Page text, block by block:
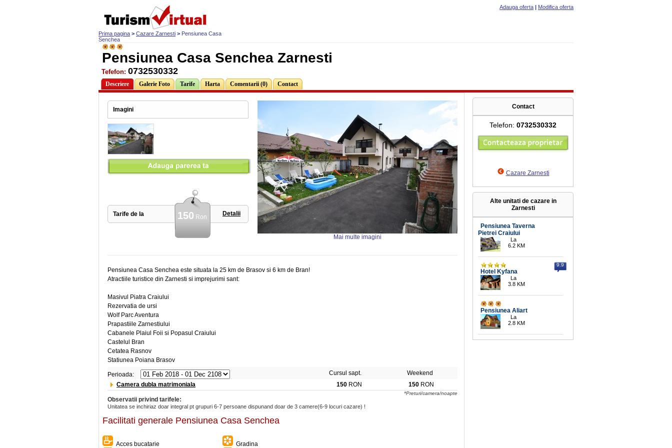
Prima pagina > Cazare Zarnesti > Pensiunea Casa
Senchea
Adauga oferta | Modifica oferta
Pensiunea Casa Senchea Zarnesti
Tefefon: 0732530332
Descriere Galerie Foto Tarife Harta Comentarii (0) Contact
Imagini
Tarife de la 150 Ron Detalii
Mai multe imagini
Pensiunea Casa Senchea este situata la 25 km de Brasov si 6 km de Bran!
Atractiile turistice din Zarnesti si imprejurimi sant:
Masivul Piatra Craiului
Rezervatia de ursi
Wolf Parc Aventura
Prapastiile Zarnestiului
Cabanele Plaiul Foii si Popasul Craiului
Castelul Bran
Cetatea Rasnov
Statiunea Poiana Brasov
Perioada: Cursul sapt.
Weekend
Camera dubla matrimoniala
150RON 150 RON
*Preturi/camera/noapte
Observatii privind tarifele:
Unitatea se inchiriaz doar integral pt grupuri 6-7 persoane dispunand doar de 3 camere(6-9 locuri cazare) !
Facilitati generale Pensiunea Casa Senchea
Acces bucatarie Gradina
Contact
Telefon: 0732530332
Cazare Zarnesti
Alte unitati de cazare in
Zarnesti
Pensiunea Taverna
Pietrei Craiului
La
6.2 KM
Hotel Kyfana
9.9
La
3.8 KM
Pensiunea Aliart
La
2.8 KM